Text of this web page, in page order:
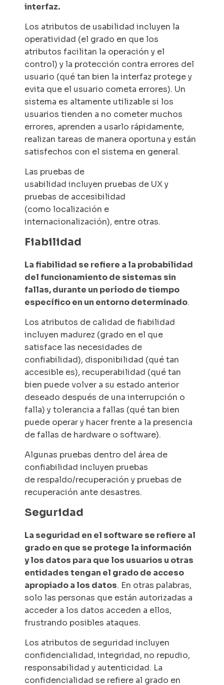
interfaz.
Los atributos de usabilidad incluyen la
operatividad (el grado en que los
atributos facilitan la operación y el
control) y la protección contra errores del
usuario (qué tan bien la interfaz protege y
evita que el usuario cometa errores). Un
sistema es altamente utilizable si los
usuarios tienden a no cometer muchos
errores, aprenden a usarlo rápidamente,
realizan tareas de manera oportuna y están
satisfechos con el sistema en general.
Las pruebas de
usabilidad incluyen pruebas de UX y
pruebas de accesibilidad
(como localización e
internacionalización), entre otras.
Fiabilidad
La fiabilidad se refiere a la probabilidad
del funcionamiento de sistemas sin
fallas, durante un período de tiempo
específico en un entorno determinado.
Los atributos de calidad de fiabilidad
incluyen madurez (grado en el que
satisface las necesidades de
confiabilidad), disponibilidad (qué tan
accesible es), recuperabilidad (qué tan
bien puede volver a su estado anterior
deseado después de una interrupción o
falla) y tolerancia a fallas (qué tan bien
puede operar y hacer frente a la presencia
de fallas de hardware o software).
Algunas pruebas dentro del área de
confiabilidad incluyen pruebas
de respaldo/recuperación y pruebas de
recuperación ante desastres.
Seguridad
La seguridad en el software se refiere al
grado en que se protege la información
y los datos para que los usuarios u otras
entidades tengan el grado de acceso
apropiado a los datos. En otras palabras,
solo las personas que están autorizadas a
acceder a los datos acceden a ellos,
frustrando posibles ataques.
Los atributos de seguridad incluyen
confidencialidad, integridad, no repudio,
responsabilidad y autenticidad. La
confidencialidad se refiere al grado en